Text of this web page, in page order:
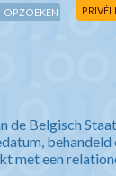
de Belgisch
met een